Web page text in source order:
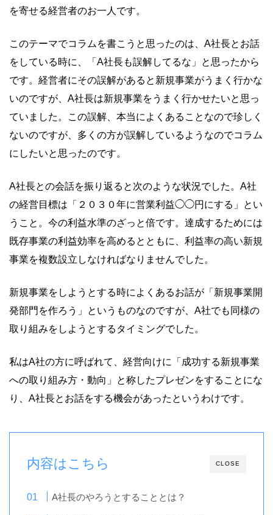
を寄せる経営者のお一人です。
このテーマでコラムを書こうと思ったのは、A社長とお話
をしている時に、「A社長も誤解してるな」と思ったから
です。経営者にその誤解があると新規事業がうまく行かな
いのですが、A社長は新規事業をうまく行かせたいと思っ
ていました。この誤解、本当によくあることなので珍しく
ないのですが、多くの方が誤解しているようなのでコラム
にしたいと思ったのです。
A社長との会話を振り返ると次のような状況でした。A社
の経営目標は「２０３０年に営業利益◯◯円にする」とい
うこと。今の利益水準のざっと倍です。達成するためには
既存事業の利益効率を高めるとともに、利益率の高い新規
事業を複数設立しなければなりませんでした。
新規事業をしようとする時によくあるお話が「新規事業開
発部門を作ろう」というものなのですが、A社でも同様の
取り組みをしようとするタイミングでした。
私はA社の方に呼ばれて、経営向けに「成功する新規事業
への取り組み方・動向」と称したプレゼンをすることにな
り、A社長とお話をする機会があったというわけです。
CLOSE
内容はこちら
A社長のやろうとすることとは？